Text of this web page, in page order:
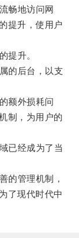
畅地访问网
提升，使用户
提升。
的后台，以支
额外损耗问
制，为用户的
已经成为了当
管理机制，
了现代时代中